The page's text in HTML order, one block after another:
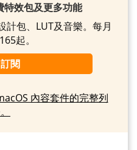
效包及更多功能
計包、LUT及音樂。每月
起。
閱
內容套件的完整列